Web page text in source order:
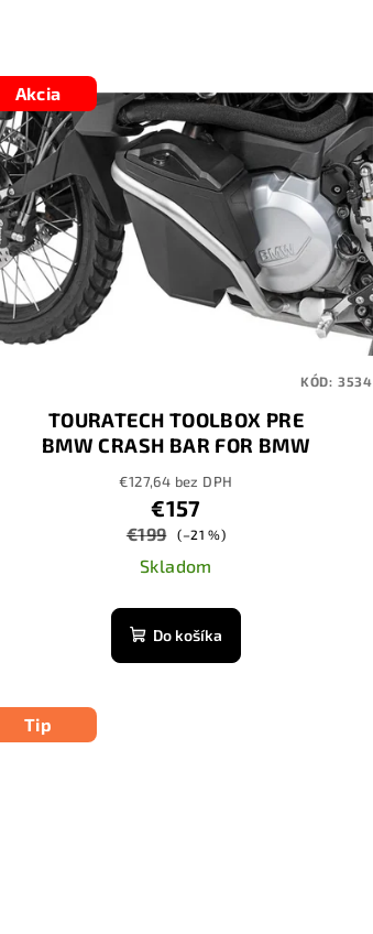
Akcia
TOURATECH TOOLBOX PRE
BMW CRASH BAR FOR BMW
€127,64 bez DPH
€157
€199 (–21 %)
Skladom
Do košíka
KÓD: 3534
Tip